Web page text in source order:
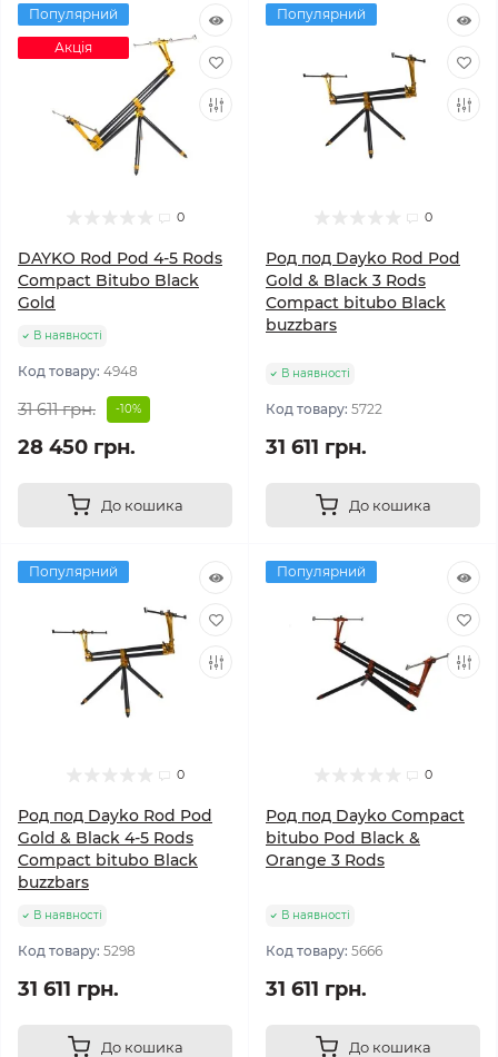
Популярний
Акція
0
DAYKO Rod Pod 4-5 Rods
Compact Bitubo Black
Gold
В наявності
Код товару: 4948
31 611 грн. -10%
28 450 грн.
До кошика
Популярний
0
Род под Dayko Rod Pod
Gold & Black 3 Rods
Compact bitubo Black
buzzbars
В наявності
Код товару: 5722
31 611 грн.
До кошика
Популярний
0
Род под Dayko Rod Pod
Gold & Black 4-5 Rods
Compact bitubo Black
buzzbars
В наявності
Код товару: 5298
31 611 грн.
До кошика
Популярний
0
Род под Dayko Compact
bitubo Pod Black &
Orange 3 Rods
В наявності
Код товару: 5666
31 611 грн.
До кошика